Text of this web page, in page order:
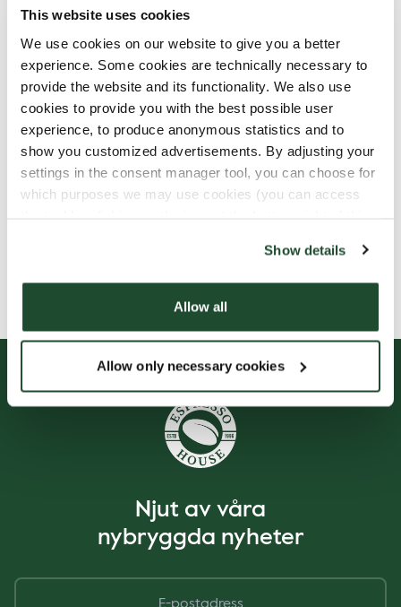
This website uses cookies
We use cookies on our website to give you a better
experience. Some cookies are technically necessary to
provide the website and its functionality. We also use
cookies to provide you with the best possible user
experience, to produce anonymous statistics and to
show you customized advertisements. By adjusting your
settings in the consent manager tool, you can choose for
which purposes we may use cookies (you can access
Show details
Allow all
Allow only necessary cookies
Pistagenöt
Pekan
Hasselnöt
Valnöt
Ingredienser
Njut av våra
nybryggda nyheter